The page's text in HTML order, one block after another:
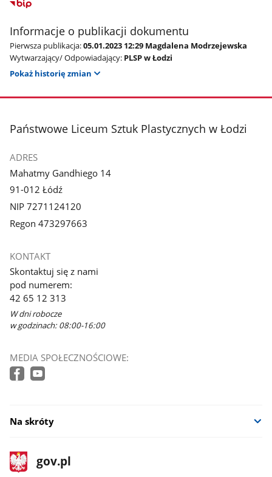
Informacje o publikacji dokumentu
Pierwsza publikacja:05.01.2023 12:29 Magdalena Modrzejewska
Wytwarzający/ Odpowiadający: PLSP w Łodzi
Pokaż historię zmian
stopka
Państwowe Liceum Sztuk Plastycznych w Łodzi
ADRES
Mahatmy Gandhiego 14
91-012 Łódź
NIP 7271124120
Regon 473297663
KONTAKT
Skontaktuj się z nami
pod numerem:
42 65 12 313
W dni robocze
w godzinach: 08:00-16:00
MEDIA SPOŁECZNOŚCIOWE:
Na skróty
stopka
gov.pl
Strona
gov.pl